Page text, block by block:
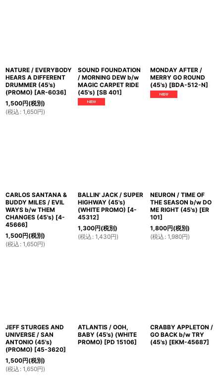
NATURE / EVERYBODY
HEARS A DIFFERENT
DRUMMER (45's)
(PROMO) [AR-6036]
1,500円(税別)
(税込 : 1,650円)
SOUND FOUNDATION
/ MORNING DEW b/w
MAGIC CARPET RIDE
(45's) [SB 401]
MONDAY AFTER /
MERRY GO ROUND
(45's) [BDA-512-N]
CARLOS SANTANA &
BUDDY MILES / EVIL
WAYS b/w THEM
CHANGES (45's) [4-
45666]
1,500円(税別)
(税込 : 1,650円)
BALLIN' JACK / SUPER
HIGHWAY (45's)
(WHITE PROMO) [4-
45312]
1,300円(税別)
(税込 : 1,430円)
NEURON / TIME OF
THE SEASON b/w DO
ME RIGHT (45's) [ER
101]
1,800円(税別)
(税込 : 1,980円)
JEFF STURGES AND
UNIVERSE / SAN
ANTONIO (45's)
(PROMO) [45-3620]
1,500円(税別)
(税込 : 1,650円)
ATLANTIS / OOH,
BABY (45's) (WHITE
PROMO) [PD 15106]
CRABBY APPLETON /
GO BACK b/w TRY
(45's) [EKM-45687]